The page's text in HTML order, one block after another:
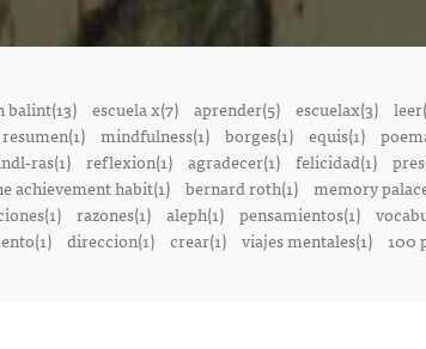
balint(13) escuela x(7) aprender(5) escuelax(3)
resumen(1) mindfulness(1) borges(1) equis(1)
ras(1) reflexion(1) agradecer(1) felicidad(1)
achievement habit(1) bernard roth(1) memory
razones(1) aleph(1) pensamientos(1)
direccion(1) crear(1) viajes mentales(1) 100